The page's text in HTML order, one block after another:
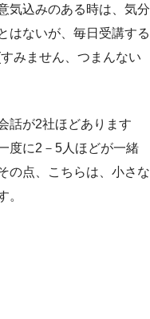
気込みのある時は、気分
はないが、毎日受講する
みません、つまんない
話が2社ほどあります
度に2－5人ほどが一緒
の点、こちらは、小さな
。